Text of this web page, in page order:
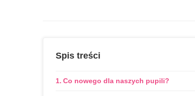
Spis treści
Co nowego dla naszych pupili?